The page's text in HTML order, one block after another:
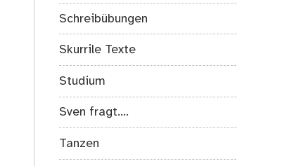
Schreibübungen
Skurrile Texte
Studium
Sven fragt….
Tanzen